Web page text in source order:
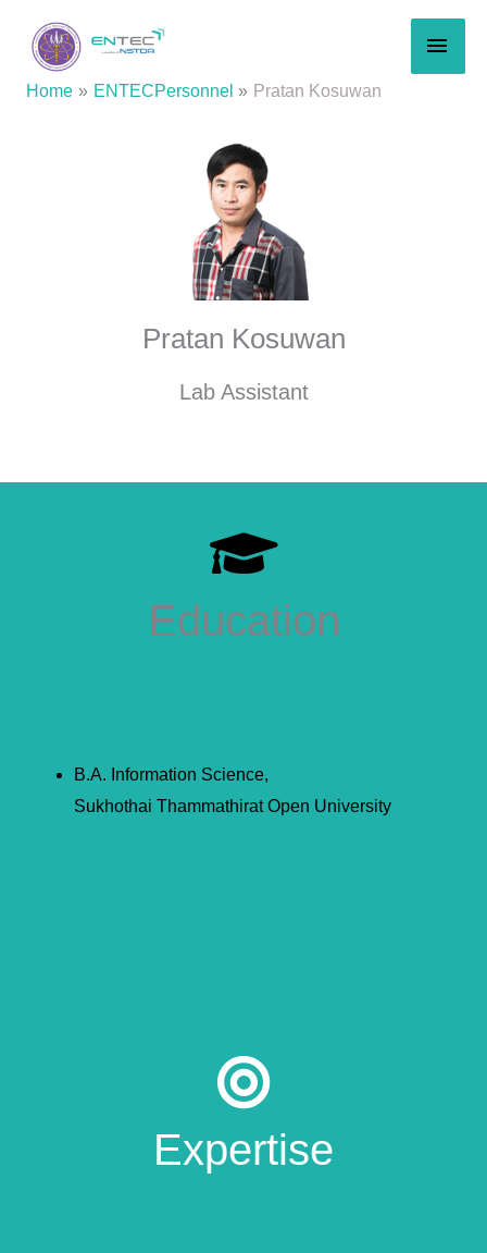
content
Home ENTECPersonnel Pratan Kosuwan
Pratan Kosuwan
Lab Assistant
Education
B.A. Information Science,
Sukhothai Thammathirat Open University
Expertise